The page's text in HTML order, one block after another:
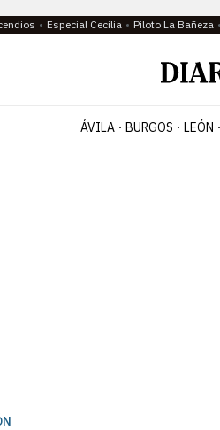
Especial Cecilia Piloto La Bañeza
ÁVILA BURGOS LEÓN